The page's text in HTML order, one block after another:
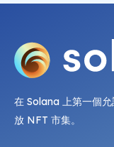
在 Solana 上第一個
放 NFT 市集。